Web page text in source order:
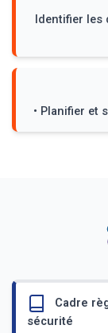
Identifier les
• Planifier et
Cadre
sécurité